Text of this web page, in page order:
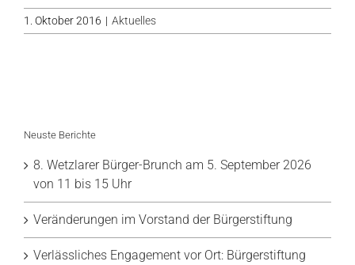
1. Oktober 2016 | Aktuelles
Neuste Berichte
8. Wetzlarer Bürger-Brunch am 5. September 2026
von 11 bis 15 Uhr
Veränderungen im Vorstand der Bürgerstiftung
Verlässliches Engagement vor Ort: Bürgerstiftung